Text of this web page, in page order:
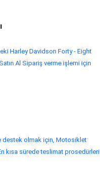
Harley Davidson Forty - Eight
Al Sipariş verme işlemi için
destek olmak için, Motosiklet
kısa sürede teslimat prosedürleri